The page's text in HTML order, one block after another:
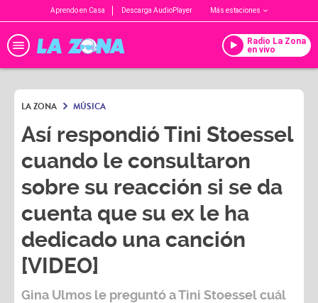
Aprendo en Casa Descarga AudioPlayer Más estaciones
Radio La Zona
en vivo
LA ZONA MÚSICA
Así respondió Tini Stoessel
cuando le consultaron
sobre su reacción si se da
cuenta que su ex le ha
dedicado una canción
[VIDEO]
Gina Ulmos le preguntó aTini Stoesselcuál